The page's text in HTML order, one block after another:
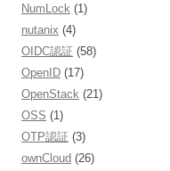
NumLock (1)
nutanix (4)
OIDC認証 (58)
OpenID (17)
OpenStack (21)
OSS (1)
OTP認証 (3)
ownCloud (26)